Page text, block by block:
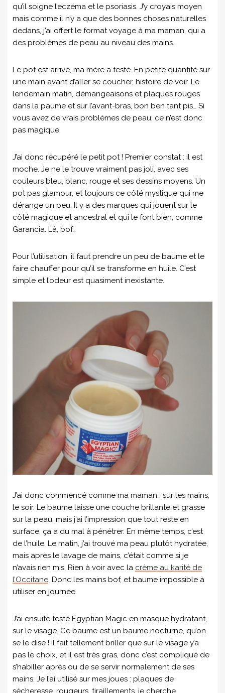
qu’il soigne l’eczéma et le psoriasis. J’y croyais moyen
mais comme il n’y a que des bonnes choses naturelles
dedans, j’ai offert le format voyage à ma maman, qui a
des problèmes de peau au niveau des mains.
Le pot est arrivé, ma mère a testé. En petite quantité sur
une main avant d’aller se coucher, histoire de voir. Le
lendemain matin, démangeaisons et plaques rouges
dans la paume et sur l’avant-bras, bon ben tant pis… Si
vous avez de vrais problèmes de peau, ce n’est donc
pas magique.
J’ai donc récupéré le petit pot ! Premier constat : il est
moche. Je ne le trouve vraiment pas joli, avec ses
couleurs bleu, blanc, rouge et ses dessins moyens. Un
pot pas glamour, et toujours ce côté mystique qui me
dérange un peu. Il y a des marques qui jouent sur le
côté magique et ancestral et qui le font bien, comme
Garancia. Là, bof…
Pour l’utilisation, il faut prendre un peu de baume et le
faire chauffer pour qu’il se transforme en huile. C’est
simple et l’odeur est quasiment inexistante.
J’ai donc commencé comme ma maman : sur les mains,
le soir. Le baume laisse une couche brillante et grasse
sur la peau, mais j’ai l’impression que tout reste en
surface, ça a du mal à pénétrer. En même temps, c’est
de l’huile. Le matin, j’ai trouvé ma peau plutôt hydratée,
mais après le lavage de mains, c’était comme si je
n’avais rien mis. Rien à voir avec la crème au karité de
l’Occitane. Donc les mains bof, et baume impossible à
utiliser en journée.
J’ai ensuite testé Egyptian Magic en masque hydratant,
sur le visage. Ce baume est un baume nocturne, qu’on
se le dise ! Il fait tellement briller que sur le visage y’a
pas le choix, et il est très gras, donc c’est compliqué de
s’habiller après ou de se servir normalement de ses
mains. Je l’ai utilisé sur mes joues : plaques de
sécheresse, rougeurs, tiraillements, je cherche